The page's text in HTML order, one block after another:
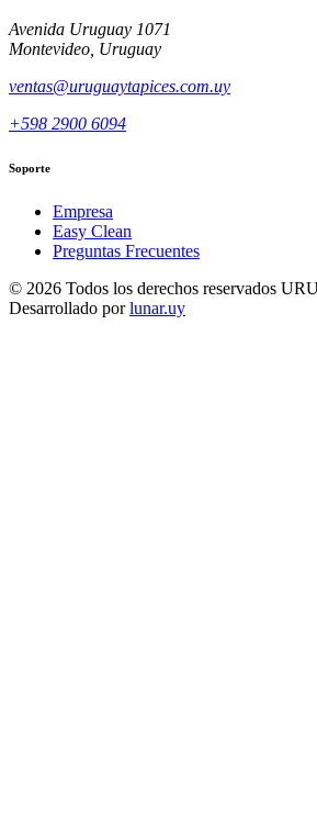
Avenida Uruguay 1071
Montevideo, Uruguay
ventas@uruguaytapices.com.uy
+598 2900 6094
Soporte
Empresa
Easy Clean
Preguntas Frecuentes
© 2026 Todos los derechos reservados
Desarrollado porlunar.uy